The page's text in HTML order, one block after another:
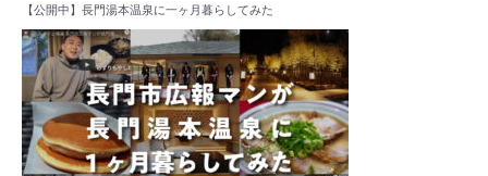
【公開中】長門湯本温泉に一ヶ月暮らしてみた